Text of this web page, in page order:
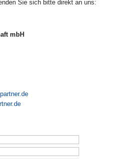
Sie sich bitte direkt an uns:
mbH